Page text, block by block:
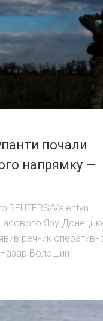
почали
напрямку —
Valentyn
Яру
речник
Назар Волошин